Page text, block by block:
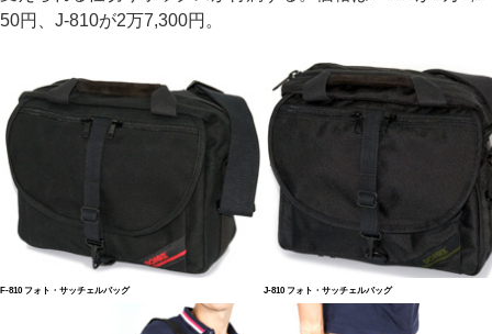
50円、J-810が2万7,300円。
F-810 フォト・サッチェルバッグ J-810 フォト・サッチェルバッグ